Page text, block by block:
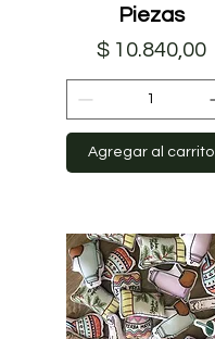
Piezas
Precio
$ 10.840,00
Agregar al carrito